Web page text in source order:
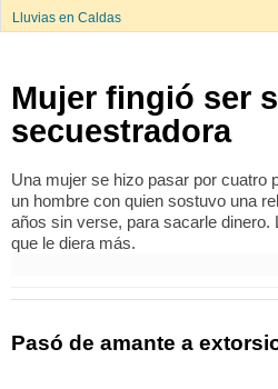
Lluvias en Caldas
Mujer fingió ser
secuestradora
Una mujer se hizo pasar por cuatro
un hombre con quien sostuvo una
años sin verse, para sacarle dinero.
que le diera más.
Pasó de amante a